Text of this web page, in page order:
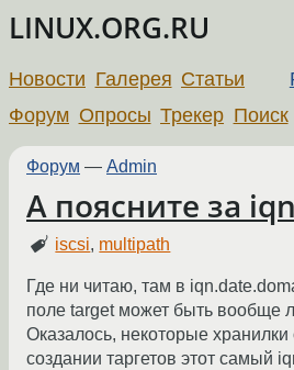
LINUX.ORG.RU
Новости Галерея Статьи
Форум Опросы Трекер Поиск
Форум — Admin
А поясните за
iscsi, multipath
Где ни читаю, там в
поле target может быть вообще
Оказалось, некоторые хранилки
создании таргетов этот самый